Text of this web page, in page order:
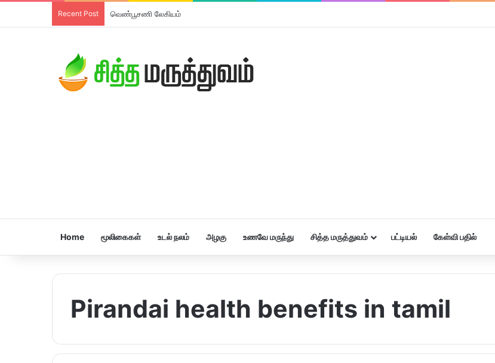
Recent Post வெண்பூசணி லேகியம்
Home மூலிகைகள் உடல் நலம் அழகு உணவே மருந்து சித்த மருத்துவம் பட்டியல் கேள்வி பதில்
Pirandai health benefits in tamil